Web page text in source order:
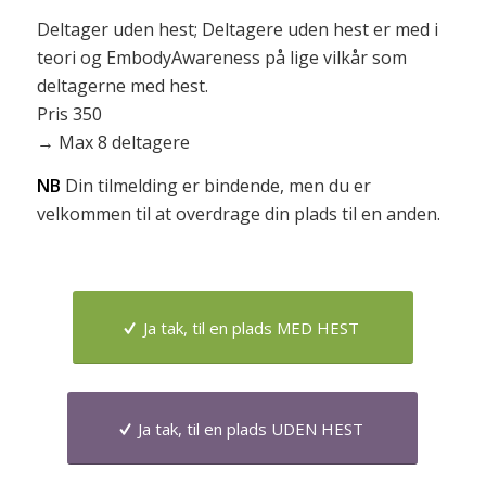
Deltager uden hest; Deltagere uden hest er med i
teori og EmbodyAwareness på lige vilkår som
deltagerne med hest.
Pris 350
→ Max 8 deltagere
NB Din tilmelding er bindende, men du er
velkommen til at overdrage din plads til en anden.
Ja tak, til en plads MED HEST
Ja tak, til en plads UDEN HEST